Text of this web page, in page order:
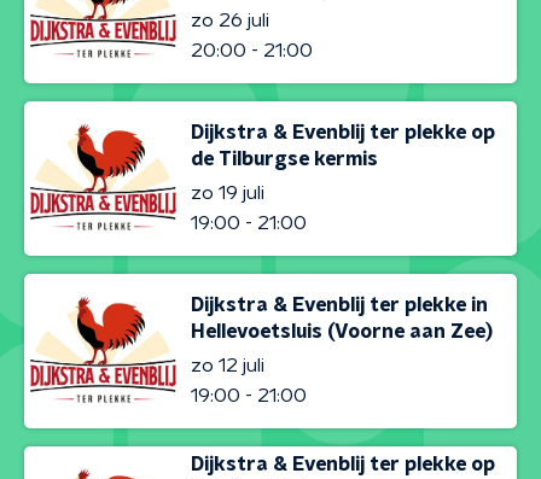
zo 26 juli
20:00 - 21:00
Dijkstra & Evenblij ter plekke op
de Tilburgse kermis
zo 19 juli
19:00 - 21:00
Dijkstra & Evenblij ter plekke in
Hellevoetsluis (Voorne aan Zee)
zo 12 juli
19:00 - 21:00
Dijkstra & Evenblij ter plekke op